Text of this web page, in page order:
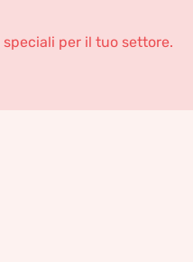
per il tuo settore.